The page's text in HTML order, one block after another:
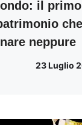
il
neppure
23 Luglio